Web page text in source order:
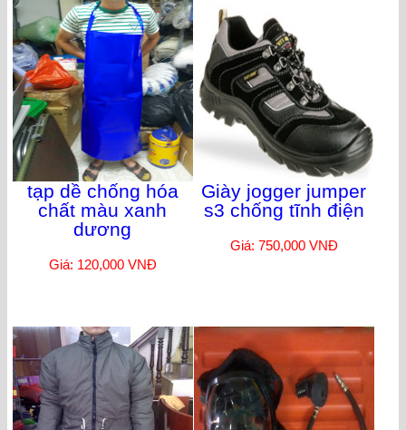
tạp dề chống hóa
chất màu xanh
dương
Giá: 120,000 VNĐ
Giày jogger jumper
s3 chống tĩnh điện
Giá: 750,000 VNĐ